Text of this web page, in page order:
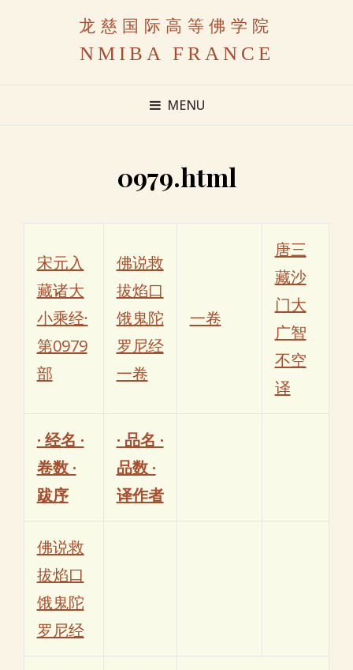
龙慈国际高等佛学院
NMIBA FRANCE
MENU
0979.html
宋元入
藏诸大
小乘经·
第0979
部
佛说救
拔焰口
饿鬼陀
罗尼经
一卷
一卷
唐三
藏沙
门大
广智
不空
译
· 经名 ·
卷数 ·
跋序
· 品名 ·
品数 ·
译作者
佛说救
拔焰口
饿鬼陀
罗尼经